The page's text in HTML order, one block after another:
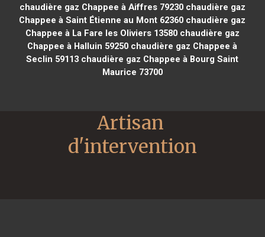
chaudière gaz Chappee à Aiffres 79230chaudière gaz
Chappee à Saint Étienne au Mont 62360 chaudière gaz
Chappee à La Fare les Oliviers 13580chaudière gaz
Chappee à Halluin 59250 chaudière gaz Chappee à
Seclin 59113 chaudière gaz Chappee à Bourg Saint
Maurice 73700
Artisan
d'intervention